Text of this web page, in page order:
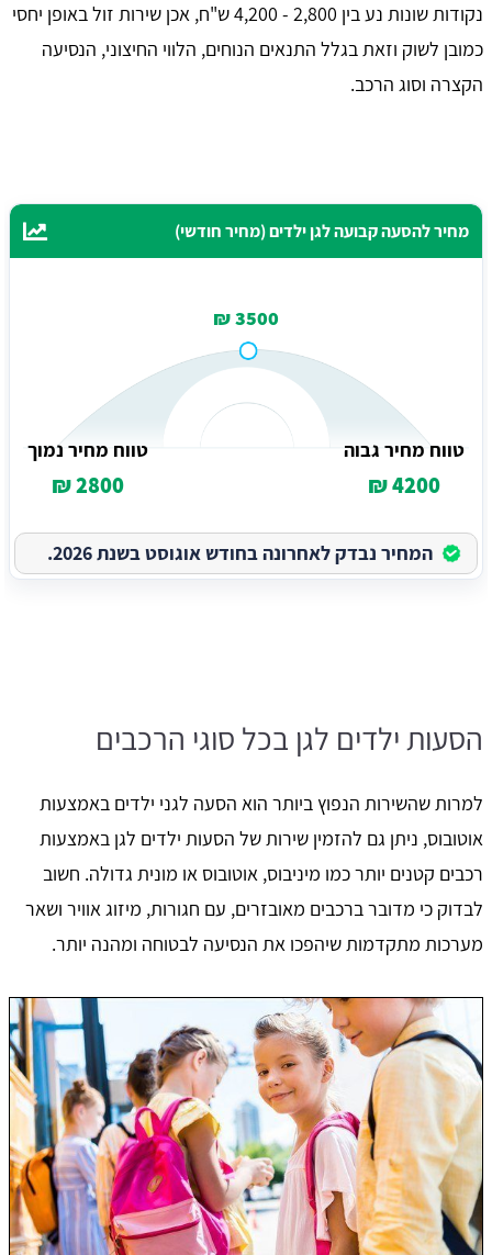
נקודות שונות נע בין 2,800 - 4,200 ש"ח, אכן שירות זול באופן יחסי
כמובן לשוק וזאת בגלל התנאים הנוחים, הלווי החיצוני, הנסיעה
הקצרה וסוג הרכב.
מחיר להסעה קבועה לגן ילדים (מחיר חודשי)
3500 ₪
טווח מחיר גבוה
4200 ₪
טווח מחיר נמוך
2800 ₪
המחיר נבדק לאחרונה בחודש אוגוסט בשנת 2026.
הסעות ילדים לגן בכל סוגי הרכבים
למרות שהשירות הנפוץ ביותר הוא הסעה לגני ילדים באמצעות
אוטובוס, ניתן גם להזמין שירות של הסעות ילדים לגן באמצעות
רכבים קטנים יותר כמו מיניבוס, אוטובוס או מונית גדולה. חשוב
לבדוק כי מדובר ברכבים מאובזרים, עם חגורות, מיזוג אוויר ושאר
מערכות מתקדמות שיהפכו את הנסיעה לבטוחה ומהנה יותר.